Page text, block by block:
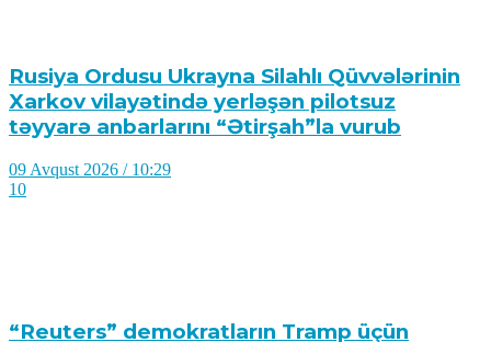
Rusiya Ordusu Ukrayna Silahlı Qüvvələrinin
Xarkov vilayətində yerləşən pilotsuz
təyyarə anbarlarını “Ətirşah”la vurub
09 Avqust 2026 / 10:29
10
“Reuters” demokratların Tramp üçün